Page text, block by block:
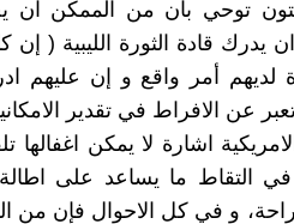
توحي بأن من الممكن ان
يدرك قادة الثورة الليبية (
لديهم أمر واقع و إن عليهم
عن الافراط في تقدير
اشارة لا يمكن اغفالها
في التقاط ما يساعد على
و في كل الاحوال فإن من